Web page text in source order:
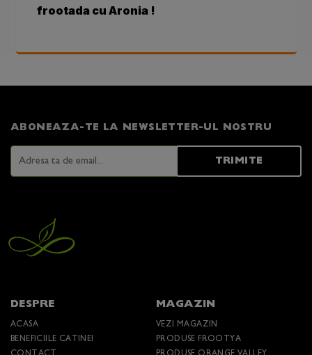
frootada cu Aronia !
ABONEAZA-TE LA NEWSLETTER-UL NOSTRU
TRIMITE
DESPRE
ACASA
BENEFICIILE CATINEI
MAGAZIN
VEZI MAGAZIN
PRODUSE FROOTYA